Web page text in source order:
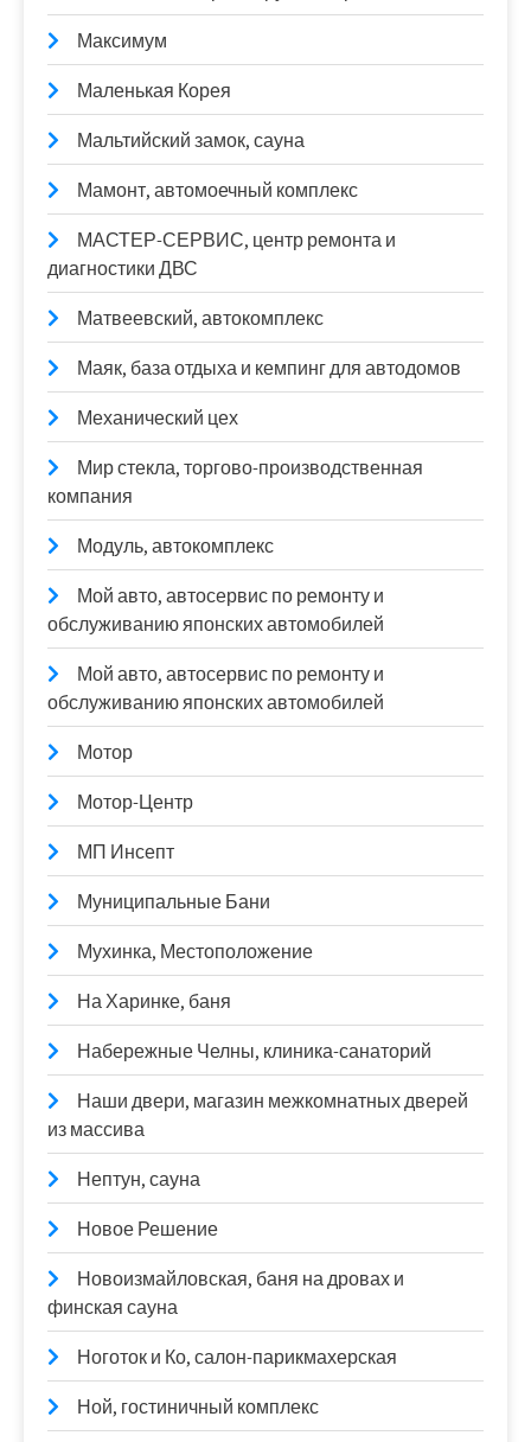
Максимум
Маленькая Корея
Мальтийский замок, сауна
Мамонт, автомоечный комплекс
МАСТЕР-СЕРВИС, центр ремонта и
диагностики ДВС
Матвеевский, автокомплекс
Маяк, база отдыха и кемпинг для автодомов
Механический цех
Мир стекла, торгово-производственная
компания
Модуль, автокомплекс
Мой авто, автосервис по ремонту и
обслуживанию японских автомобилей
Мой авто, автосервис по ремонту и
обслуживанию японских автомобилей
Мотор
Мотор-Центр
МП Инсепт
Муниципальные Бани
Мухинка, Местоположение
На Харинке, баня
Набережные Челны, клиника-санаторий
Наши двери, магазин межкомнатных дверей
из массива
Нептун, сауна
Новое Решение
Новоизмайловская, баня на дровах и
финская сауна
Ноготок и Ко, салон-парикмахерская
Ной, гостиничный комплекс